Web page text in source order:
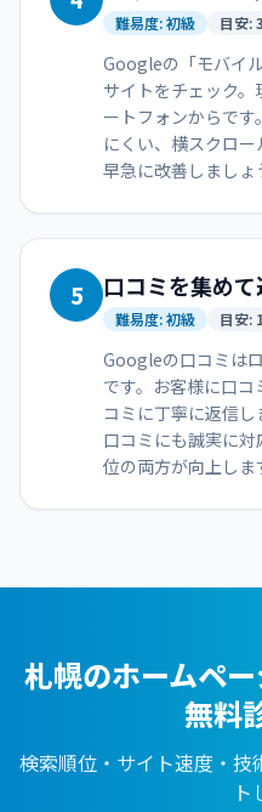
難易度:初級 目安:
Googleの「モバイ
サイトをチェック
ートフォンからで
にくい、横スクロー
早急に改善しましょ
5 口コミを集め
難易度:初級 目安:
Googleの口コミは
です。お客様に口
コミに丁寧に返信
口コミにも誠実に
位の両方が向上しま
札幌のホームペ
無料
検索順位・サイト速度・技
ト